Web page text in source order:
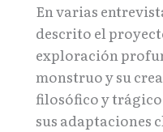
En varias
descrito el
exploración
monstruo y su
filosófico y
sus adaptaciones